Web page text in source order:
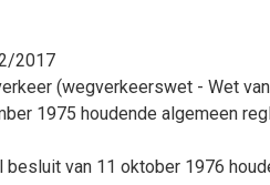
2017
(wegverkeerswet - Wet
1975 houdende algemeen
van 11 oktober 1976